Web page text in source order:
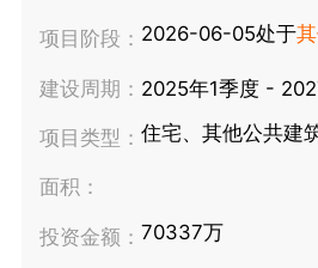
项目阶段： 2026-06-05处于
建设周期： 2025年1季度 -
项目类型： 住宅、其他公共建
面积：
投资金额： 70337万